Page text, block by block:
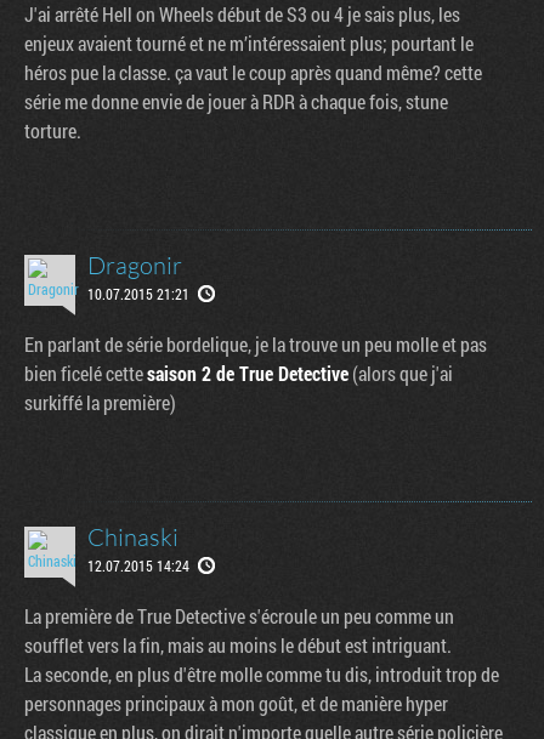
J'ai arrêté Hell on Wheels début de S3 ou 4 je sais plus, les
enjeux avaient tourné et ne m’intéressaient plus; pourtant le
héros pue la classe. ça vaut le coup après quand même? cette
série me donne envie de jouer à RDR à chaque fois, stune
torture.
Dragonir
10.07.2015 21:21
En parlant de série bordelique, je la trouve un peu molle et pas
bien ficelé cettesaison 2 de True Detective(alors que j'ai
surkiffé la première)
Chinaski
12.07.2015 14:24
La première de True Detective s'écroule un peu comme un
soufflet vers la fin, mais au moins le début est intriguant.
La seconde, en plus d'être molle comme tu dis, introduit trop de
personnages principaux à mon goût, et de manière hyper
classique en plus, on dirait n'importe quelle autre série policière